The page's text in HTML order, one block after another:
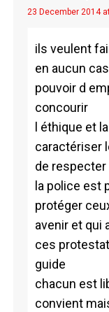
23 December 2014
ils veulent
en aucun
pouvoir d
concourir
l éthique et
caractériser
de
la police est
protéger
avenir et qui
ces
guide
chacun est
convient